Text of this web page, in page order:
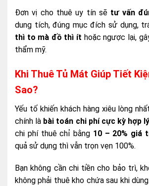
Đơn vị cho thuê uy tín sẽ tư vấn
dung tích, đúng mục đích sử dụng,
thì to mà đồ thì ít hoặc ngược lại,
thẩm mỹ.
Khi Thuê Tủ Mát Giúp Tiết
Sao?
Yếu tố khiến khách hàng xiêu lòng
chính là bài toán chi phí cực kỳ hợp lý
chi phí thuê chỉ bằng 10 – 20% giá
quả sử dụng thì vẫn trọn vẹn 100%.
Bạn không cần chi tiền cho bảo trì,
không phải thuê kho chứa sau khi